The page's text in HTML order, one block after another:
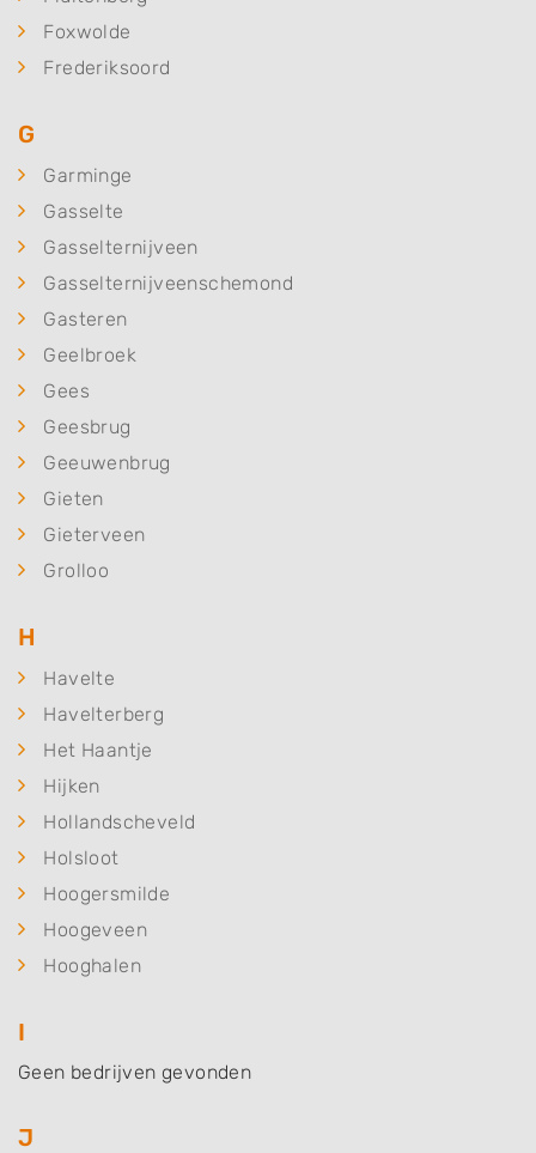
Foxwolde
Frederiksoord
G
Garminge
Gasselte
Gasselternijveen
Gasselternijveenschemond
Gasteren
Geelbroek
Gees
Geesbrug
Geeuwenbrug
Gieten
Gieterveen
Grolloo
H
Havelte
Havelterberg
Het Haantje
Hijken
Hollandscheveld
Holsloot
Hoogersmilde
Hoogeveen
Hooghalen
I
Geen bedrijven gevonden
J